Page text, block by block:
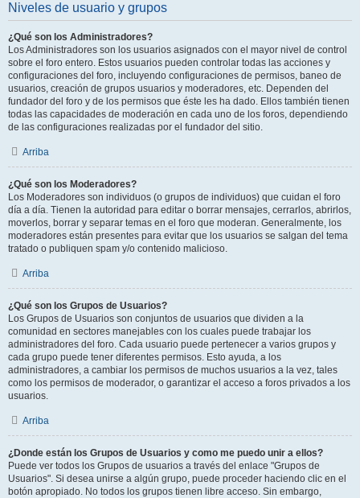
Niveles de usuario y grupos
¿Qué son los Administradores?
Los Administradores son los usuarios asignados con el mayor nivel de control
sobre el foro entero. Estos usuarios pueden controlar todas las acciones y
configuraciones del foro, incluyendo configuraciones de permisos, baneo de
usuarios, creación de grupos usuarios y moderadores, etc. Dependen del
fundador del foro y de los permisos que éste les ha dado. Ellos también tienen
todas las capacidades de moderación en cada uno de los foros, dependiendo
de las configuraciones realizadas por el fundador del sitio.
Arriba
¿Qué son los Moderadores?
Los Moderadores son individuos (o grupos de individuos) que cuidan el foro
día a día. Tienen la autoridad para editar o borrar mensajes, cerrarlos, abrirlos,
moverlos, borrar y separar temas en el foro que moderan. Generalmente, los
moderadores están presentes para evitar que los usuarios se salgan del tema
tratado o publiquen spam y/o contenido malicioso.
Arriba
¿Qué son los Grupos de Usuarios?
Los Grupos de Usuarios son conjuntos de usuarios que dividen a la
comunidad en sectores manejables con los cuales puede trabajar los
administradores del foro. Cada usuario puede pertenecer a varios grupos y
cada grupo puede tener diferentes permisos. Esto ayuda, a los
administradores, a cambiar los permisos de muchos usuarios a la vez, tales
como los permisos de moderador, o garantizar el acceso a foros privados a los
usuarios.
Arriba
¿Donde están los Grupos de Usuarios y como me puedo unir a ellos?
Puede ver todos los Grupos de usuarios a través del enlace "Grupos de
Usuarios". Si desea unirse a algún grupo, puede proceder haciendo clic en el
botón apropiado. No todos los grupos tienen libre acceso. Sin embargo,